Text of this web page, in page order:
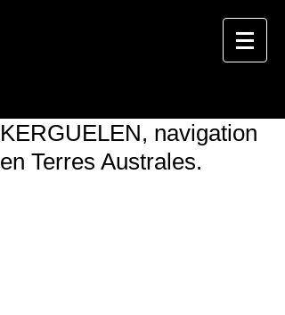
KERGUELEN, navigation
en Terres Australes.